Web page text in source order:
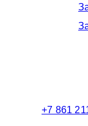
+7 861